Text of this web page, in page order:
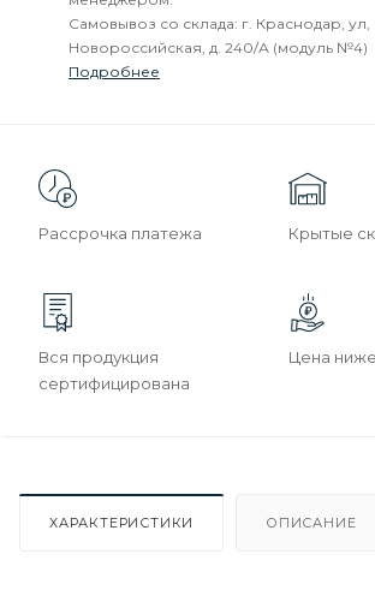
Самовывоз со склада: г. Краснодар, ул,
Новороссийская, д. 240/А (модуль №4)
Подробнее
Рассрочка платежа Крытые
Вся продукция
сертифицирована
Цена
ХАРАКТЕРИСТИКИ ОПИСАНИЕ